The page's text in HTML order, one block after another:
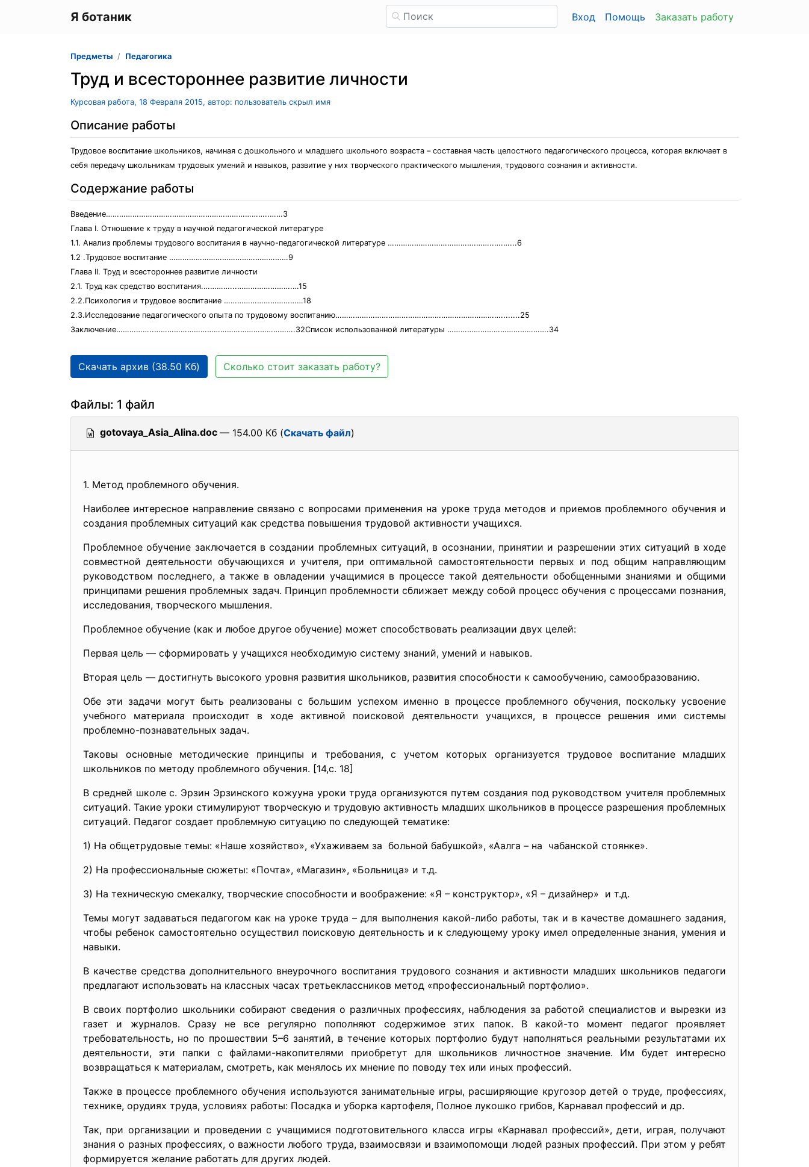
Я ботаник Вход Помощь Заказать работу
Предметы Педагогика
Труд и всестороннее развитие личности
Курсовая работа, 18 Февраля 2015, автор: пользователь скрыл имя
Описание работы
Трудовое воспитание школьников, начиная с дошкольного и младшего школьного возраста – составная часть целостного педагогического процесса, которая включает в
себя передачу школьникам трудовых умений и навыков, развитие у них творческого практического мышления, трудового сознания и активности.
Содержание работы
Введение………………………………………………………………..……3
Глава I. Отношение к труду в научной педагогической литературе
1.1. Анализ проблемы трудового воспитания в научно-педагогической литературе ………………………………….……..….…...6
1.2 .Трудовое воспитание ………………………………………………9
Глава II. Труд и всестороннее развитие личности
2.1. Труд как средство воспитания.…………...…………………….…15
2.2.Психология и трудовое воспитание ………………………………18
2.3.Исследование педагогического опыта по трудовому воспитанию…………………………………………………………………........25
Заключение……………..……………………………………………………….32Список использованной литературы ……………………………………….34
Скачать архив (38.50 Кб) Сколько стоит заказать работу?
Файлы: 1 файл
gotovaya_Asia_Alina.doc — 154.00 Кб (Скачать файл)
1. Метод проблемного обучения.
Наиболее интересное направление связано с вопросами применения на уроке труда методов и приемов проблемного обучения и
создания проблемных ситуаций как средства повышения трудовой активности учащихся.
Проблемное обучение заключается в создании проблемных ситуаций, в осознании, принятии и разрешении этих ситуаций в ходе
совместной деятельности обучающихся и учителя, при оптимальной самостоятельности первых и под общим направляющим
руководством последнего, а также в овладении учащимися в процессе такой деятельности обобщенными знаниями и общими
принципами решения проблемных задач. Принцип проблемности сближает между собой процесс обучения с процессами познания,
исследования, творческого мышления.
Проблемное обучение (как и любое другое обучение) может способствовать реализации двух целей:
Первая цель — сформировать у учащихся необходимую систему знаний, умений и навыков.
Вторая цель — достигнуть высокого уровня развития школьников, развития способности к самообучению, самообразованию.
Обе эти задачи могут быть реализованы с большим успехом именно в процессе проблемного обучения, поскольку усвоение
учебного материала происходит в ходе активной поисковой деятельности учащихся, в процессе решения ими системы
проблемно-познавательных задач.
Таковы основные методические принципы и требования, с учетом которых организуется трудовое воспитание младших
школьников по методу проблемного обучения. [14,с. 18]
В средней школе с. Эрзин Эрзинского кожууна уроки труда организуются путем создания под руководством учителя проблемных
ситуаций. Такие уроки стимулируют творческую и трудовую активность младших школьников в процессе разрешения проблемных
ситуаций. Педагог создает проблемную ситуацию по следующей тематике:
1) На общетрудовые темы: «Наше хозяйство», «Ухаживаем за больной бабушкой», «Аалга – на чабанской стоянке».
2) На профессиональные сюжеты: «Почта», «Магазин», «Больница» и т.д.
3) На техническую смекалку, творческие способности и воображение: «Я – конструктор», «Я – дизайнер» и т.д.
Темы могут задаваться педагогом как на уроке труда – для выполнения какой-либо работы, так и в качестве домашнего задания,
чтобы ребенок самостоятельно осуществил поисковую деятельность и к следующему уроку имел определенные знания, умения и
навыки.
В качестве средства дополнительного внеурочного воспитания трудового сознания и активности младших школьников педагоги
предлагают использовать на классных часах третьеклассников метод «профессиональный портфолио».
В своих портфолио школьники собирают сведения о различных профессиях, наблюдения за работой специалистов и вырезки из
газет и журналов. Сразу не все регулярно пополняют содержимое этих папок. В какой-то момент педагог проявляет
требовательность, но по прошествии 5–6 занятий, в течение которых портфолио будут наполняться реальными результатами их
деятельности, эти папки с файлами-накопителями приобретут для школьников личностное значение. Им будет интересно
возвращаться к материалам, смотреть, как менялось их мнение по поводу тех или иных профессий.
Также в процессе проблемного обучения используются занимательные игры, расширяющие кругозор детей о труде, профессиях,
технике, орудиях труда, условиях работы: Посадка и уборка картофеля, Полное лукошко грибов, Карнавал профессий и др.
Так, при организации и проведении с учащимися подготовительного класса игры «Карнавал профессий», дети, играя, получают
знания о разных профессиях, о важности любого труда, взаимосвязи и взаимопомощи людей разных профессий. При этом у ребят
формируется желание работать для других людей.